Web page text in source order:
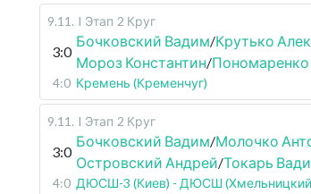
9.11 . I Этап 2 Круг
3:0
Бочковский Вадим/Крутько
Мороз Константин/Пономаренко
4:0 Кремень (Кременчуг)
9.11 . I Этап 2 Круг
3:0
Бочковский Вадим/Молочко
Островский Андрей/Токарь
4:0 ДЮСШ-3 (Киев) - ДЮСШ